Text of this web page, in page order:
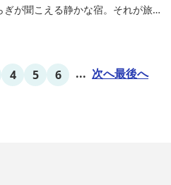
が聞こえる静かな宿。それが旅
な安らぎの湯や旬の味、心のこ
ます。 日頃の喧騒から離れ、平安
4 5 6 ... 次へ最後へ